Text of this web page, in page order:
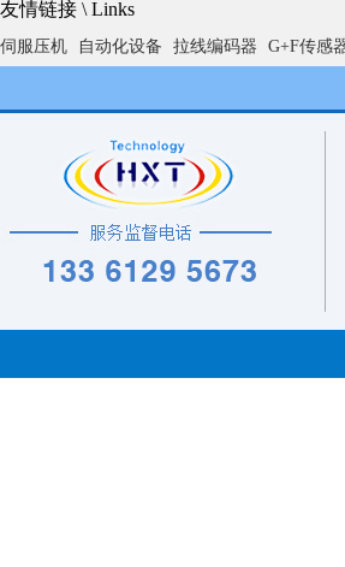
精确与泛化的博弈：2D视觉外观检测的算法设置困境深度解析
友情链接 \ Links
伺服压机 自动化设备 拉线编码器 G+F传感